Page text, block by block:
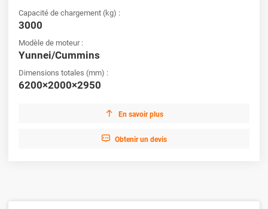
Capacité de chargement (kg) :
3000
Modèle de moteur :
Yunnei/Cummins
Dimensions totales (mm) :
6200×2000×2950
 En savoir plus
 Obtenir un devis